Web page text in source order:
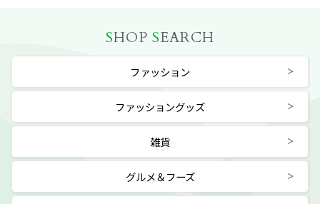
SHOP SEARCH
ファッション
ファッショングッズ
雑貨
グルメ＆フーズ